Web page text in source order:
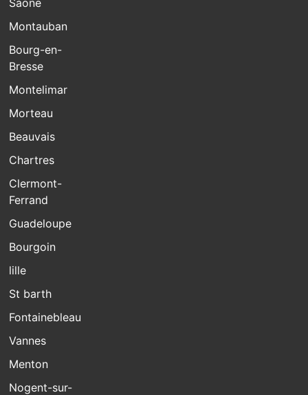
Montauban
Bourg-en-
Bresse
Montelimar
Morteau
Beauvais
Chartres
Clermont-
Ferrand
Guadeloupe
Bourgoin
lille
St barth
Fontainebleau
Vannes
Menton
Nogent-sur-